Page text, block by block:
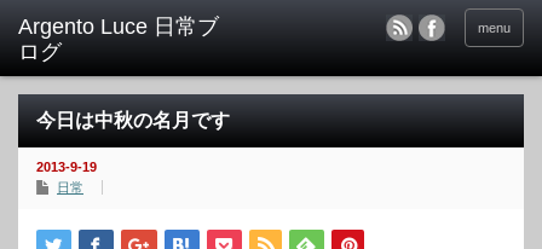
menu
今日は中秋の名月です
2013-9-19
日常